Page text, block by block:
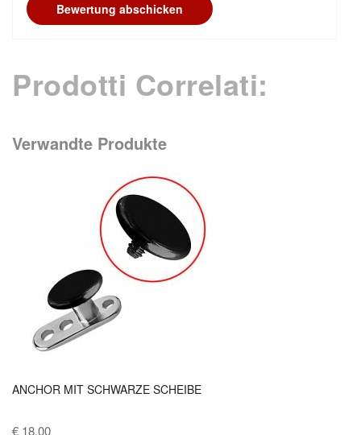
Bewertung abschicken
Prodotti Correlati:
Verwandte Produkte
ANCHOR MIT SCHWARZE SCHEIBE
€ 18,00